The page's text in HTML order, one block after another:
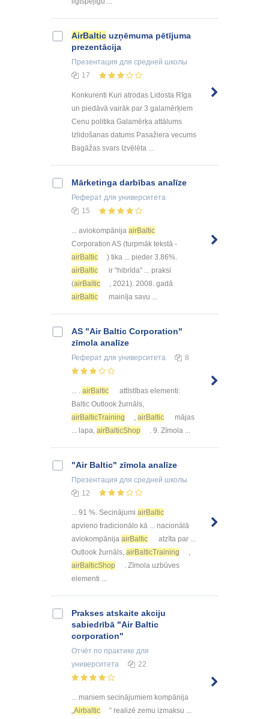
AirBaltic uzņēmuma pētījuma
prezentācija
Презентация для средней школы
17
Konkurenti Kuri atrodas Lidosta Rīga
un piedāvā vairāk par 3 galamērķiem
Cenu politika Galamērķa attālums
Izlidošanas datums Pasažiera vecums
Bagāžas svars Izvēlēta ...
Mārketinga darbības analīze
Реферат для университета
15
... aviokompānija airBaltic
Corporation AS (turpmāk tekstā -
airBaltic
) tika ... pieder 3.86%.
airBaltic
ir “hibrīda” ... praksi
(airBaltic
, 2021). 2008. gadā
airBaltic
mainīja savu ...
AS "Air Baltic Corporation"
zīmola analīze
Реферат для университета 8
airBaltic
attīstības elementi:
Baltic Outlook žurnāls,
airBalticTraining
airBaltic
mājas
... lapa, airBalticShop . 9. Zīmola ...
"Air Baltic" zīmola analīze
Презентация для средней школы
12
... 91 %. Secinājumi airBaltic
apvieno tradicionālo kā ... nacionālā
aviokompānija airBaltic
atzīta par ...
Outlook žurnāls, airBalticTraining
,
airBalticShop
. Zīmola uzbūves
elementi ...
Prakses atskaite akciju
sabiedrībā "Air Baltic
corporation"
Отчёт по практике для
университета
22
... maniem secinājumiem kompānija
„Airbaltic
” realizē zemu izmaksu ...